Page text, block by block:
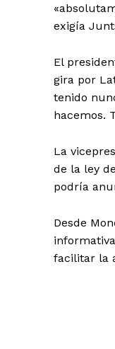
exigía
El
gira por
tenido
hacemos.
La
de la ley
podría
Desde
facilitar la